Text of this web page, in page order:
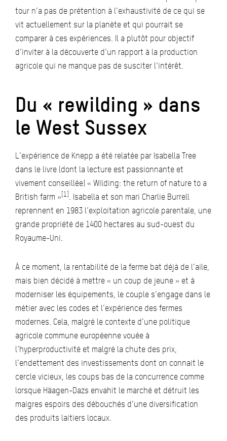
tour n’a pas de prétention à l’exhaustivité de ce qui se
vit actuellement sur la planète et qui pourrait se
comparer à ces expériences. Il a plutôt pour objectif
d’inviter à la découverte d’un rapport à la production
agricole qui ne manque pas de susciter l’intérêt.
Du « rewilding » dans
le West Sussex
L’expérience de Knepp a été relatée par Isabella Tree
dans le livre (dont la lecture est passionnante et
vivement conseillée) « Wilding: the return of nature to a
British farm »[1]. Isabella et son mari Charlie Burrell
reprennent en 1983 l’exploitation agricole parentale, une
grande propriété de 1400 hectares au sud-ouest du
Royaume-Uni.
À ce moment, la rentabilité de la ferme bat déjà de l’aile,
mais bien décidé à mettre « un coup de jeune » et à
moderniser les équipements, le couple s’engage dans le
métier avec les codes et l’expérience des fermes
modernes. Cela, malgré le contexte d’une politique
agricole commune européenne vouée à
l’hyperproductivité et malgré la chute des prix,
l’endettement des investissements dont on connait le
cercle vicieux, les coups bas de la concurrence comme
lorsque Häagen-Dazs envahit le marché et détruit les
maigres espoirs des débouchés d’une diversification
des produits laitiers locaux.